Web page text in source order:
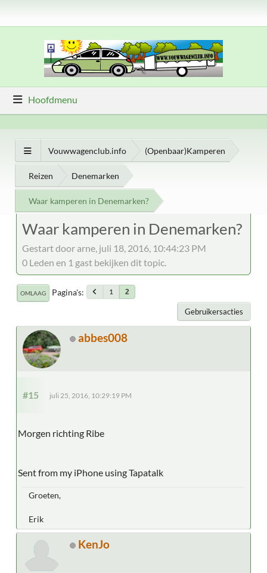
Hoofdmenu
Vouwwagenclub.info (Openbaar)Kamperen
Reizen Denemarken
Waar kamperen in Denemarken?
Waar kamperen in Denemarken?
Gestart door arne, juli 18, 2016, 10:44:23 PM
0 Leden en 1 gast bekijken dit topic.
OMLAAG Pagina's 1 2
Gebruikersacties
abbes008
#15 juli 25, 2016, 10:29:19 PM
Morgen richting Ribe
Sent from my iPhone using Tapatalk
Groeten,
Erik
KenJo